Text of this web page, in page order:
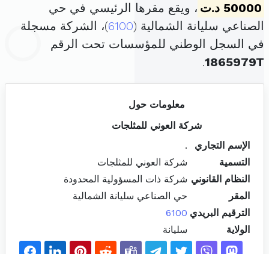
50000 د.ت
، ويقع مقرها الرئيسي في حي
الصناعي سليانة الشمالية (6100)، الشركة مسجلة
في السجل الوطني للمؤسسات تحت الرقم
1865979T
.
معلومات حول
شركة العوني للمثلجات
الإسم التجاري
.
التسمية
شركة العوني للمثلجات
النظام القانوني شركة ذات المسؤولية المحدودة
المقر
حي الصناعي سليانة الشمالية
الترقيم البريدي 6100
الولاية
سليانة